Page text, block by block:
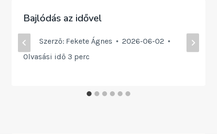
Bajlódás az idővel
Szerző: Fekete Ágnes
2026-06-02
Olvasási idő 3 perc